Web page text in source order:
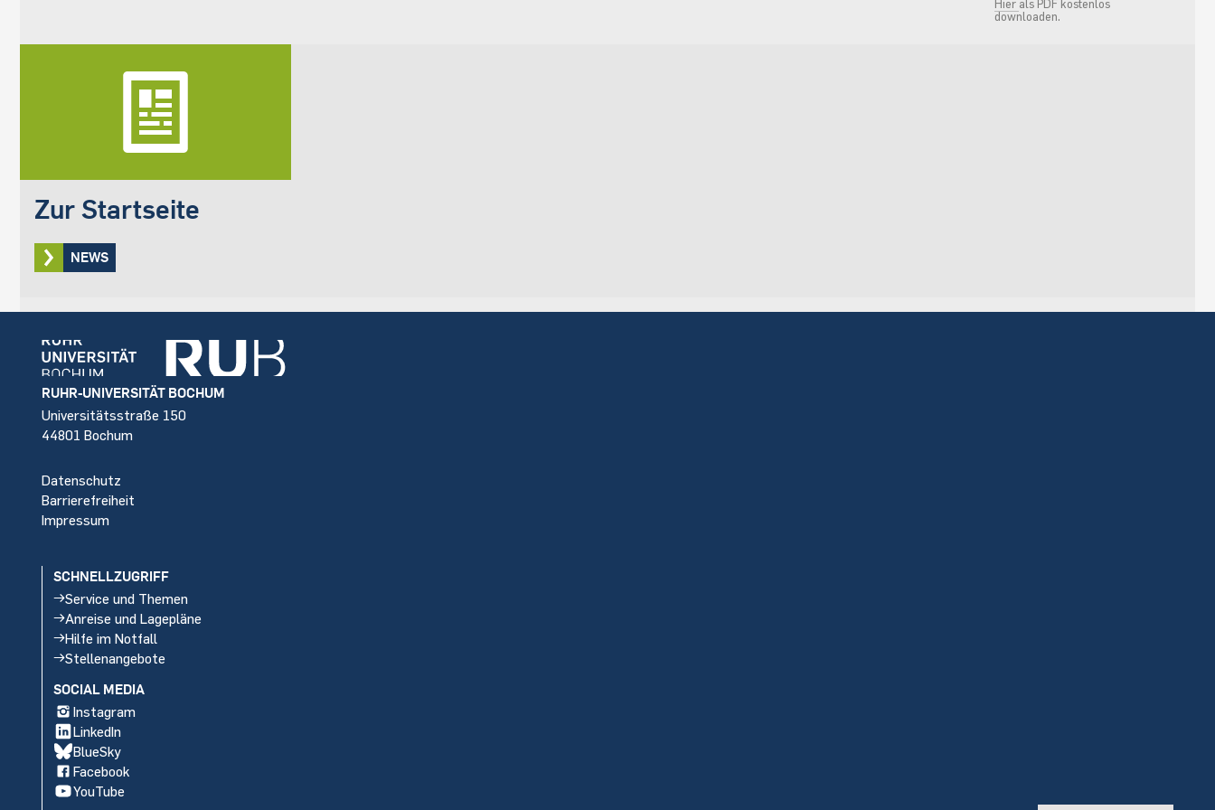
Hier als PDF kostenlos
downloaden.
Zur Startseite
NEWS
Footer
RUHR-UNIVERSITÄT BOCHUM
Universitätsstraße 150
44801 Bochum
Datenschutz
Barrierefreiheit
Impressum
SCHNELLZUGRIFF
Service und Themen
Anreise und Lagepläne
Hilfe im Notfall
Stellenangebote
SOCIAL MEDIA
Instagram
LinkedIn
BlueSky
Facebook
YouTube